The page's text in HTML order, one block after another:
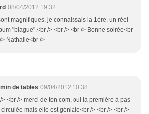
08/04/2012 19:32
magnifiques, je connaissais la 1ère, un réel
"blague".<br /> <br /> <br /> Bonne soirée<br
> Nathalie<br />
de tables 09/04/2012 10:38
> <br /> merci de ton com, oui la première à pas
circulée mais elle est géniale<br /> <br /> <br />